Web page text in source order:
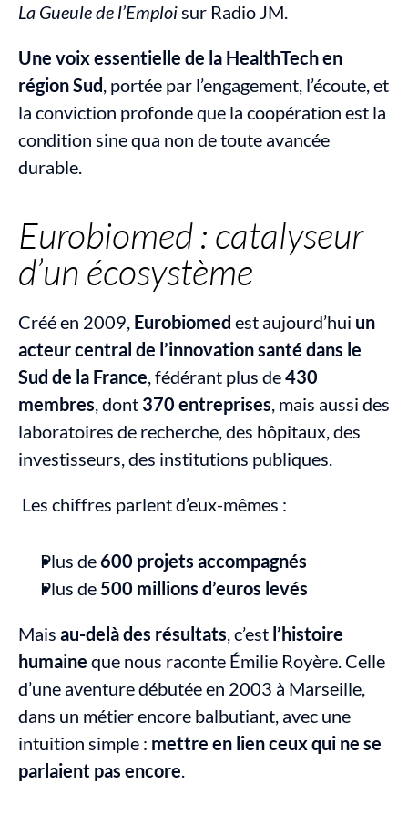
La Gueule de l’Emploi sur Radio JM.
Une voix essentielle de la HealthTech en
région Sud, portée par l’engagement, l’écoute, et
la conviction profonde que la coopération est la
condition sine qua non de toute avancée
durable.
Eurobiomed : catalyseur
d’un écosystème
Créé en 2009, Eurobiomed est aujourd’hui un
acteur central de l’innovation santé dans le
Sud de la France, fédérant plus de 430
membres, dont 370 entreprises, mais aussi des
laboratoires de recherche, des hôpitaux, des
investisseurs, des institutions publiques.
Les chiffres parlent d’eux-mêmes :
Plus de 600 projets accompagnés
Plus de 500 millions d’euros levés
Mais au-delà des résultats, c’est l’histoire
humaine que nous raconte Émilie Royère. Celle
d’une aventure débutée en 2003 à Marseille,
dans un métier encore balbutiant, avec une
intuition simple : mettre en lien ceux qui ne se
parlaient pas encore.